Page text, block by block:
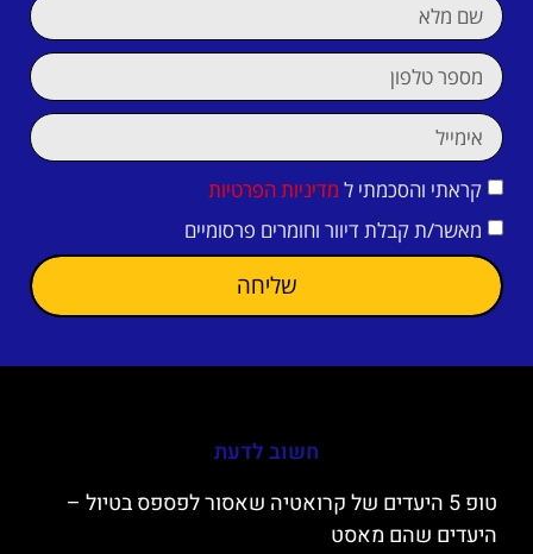
קראתי והסכמתי ל מדיניות הפרטיות
מאשר/ת קבלת דיוור וחומרים פרסומיים
שליחה
חשוב לדעת
טופ 5 היעדים של קרואטיה שאסור לפספס בטיול –
היעדים שהם מאסט